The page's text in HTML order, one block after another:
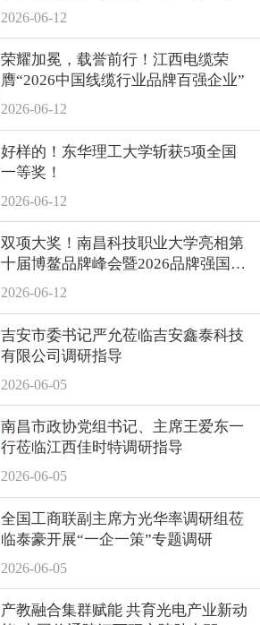
服务工作
2026-06-12
荣耀加冕，载誉前行！江西电缆荣
膺“2026中国线缆行业品牌百强企业”
2026-06-12
好样的！东华理工大学斩获5项全国
一等奖！
2026-06-12
双项大奖！南昌科技职业大学亮相第
十届博鳌品牌峰会暨2026品牌强国论
坛
2026-06-12
吉安市委书记严允莅临吉安鑫泰科技
有限公司调研指导
2026-06-05
南昌市政协党组书记、主席王爱东一
行莅临江西佳时特调研指导
2026-06-05
全国工商联副主席方光华率调研组莅
临泰豪开展“一企一策”专题调研
2026-06-05
产教融合集群赋能 共育光电产业新动